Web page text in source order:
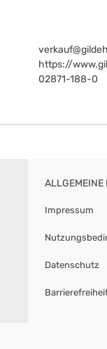
https://
02871-188-0
ALLGEMEINE
Impressum
Datenschutz